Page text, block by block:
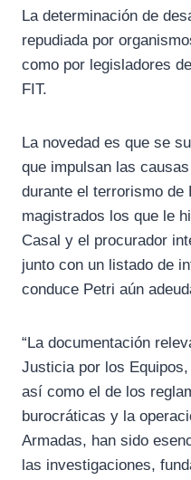
La determinación de
repudiada por
como por legisladores
FIT.
La novedad es que se
que impulsan las
durante el terrorismo de
magistrados los que le
Casal y el procurador
junto con un listado de
conduce Petri aún
“La documentación
Justicia por los
así como el de los
burocráticas y la
Armadas, han sido
las investigaciones,